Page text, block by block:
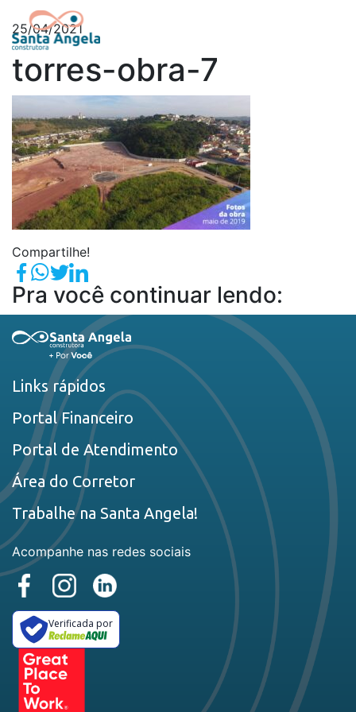
25/04/2021
torres-obra-7
Compartilhe!
Pra você continuar lendo:
Links rápidos
Portal Financeiro
Portal de Atendimento
Área do Corretor
Trabalhe na Santa Angela!
Acompanhe nas redes sociais
Verificada por